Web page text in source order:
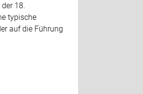
18.
typische
auf die Führung